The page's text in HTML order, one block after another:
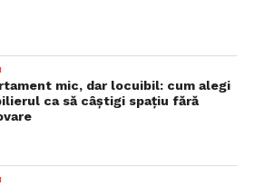
mic, dar locuibil: cum alegi
ca să câștigi spațiu fără